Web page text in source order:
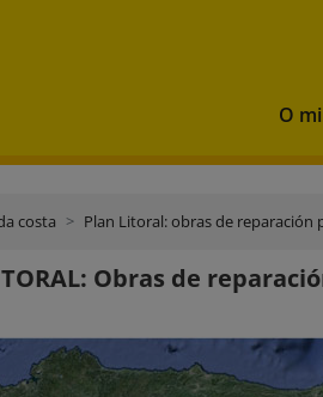
O
costa Plan Litoral: obras de reparación
Obras de